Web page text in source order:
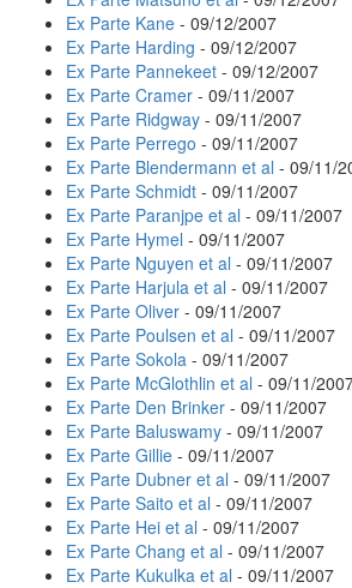
Ex Parte Kane - 09/12/2007
Ex Parte Harding - 09/12/2007
Ex Parte Pannekeet - 09/12/2007
Ex Parte Cramer - 09/11/2007
Ex Parte Ridgway - 09/11/2007
Ex Parte Perrego - 09/11/2007
Ex Parte Blendermann et al - 09/11/
Ex Parte Schmidt - 09/11/2007
Ex Parte Paranjpe et al - 09/11/2007
Ex Parte Hymel - 09/11/2007
Ex Parte Nguyen et al - 09/11/2007
Ex Parte Harjula et al - 09/11/2007
Ex Parte Oliver - 09/11/2007
Ex Parte Poulsen et al - 09/11/2007
Ex Parte Sokola - 09/11/2007
Ex Parte McGlothlin et al - 09/11/
Ex Parte Den Brinker - 09/11/2007
Ex Parte Baluswamy - 09/11/2007
Ex Parte Gillie - 09/11/2007
Ex Parte Dubner et al - 09/11/2007
Ex Parte Saito et al - 09/11/2007
Ex Parte Hei et al - 09/11/2007
Ex Parte Chang et al - 09/11/2007
Ex Parte Kukulka et al - 09/11/2007